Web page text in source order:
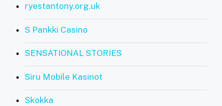
ryestantony.org.uk
S Pankki Casino
SENSATIONAL STORIES
Siru Mobile Kasinot
Skokka